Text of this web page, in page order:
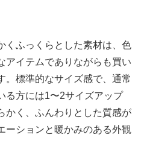
くふっくらとした素材は、色
アイテムでありながらも買い
。標準的なサイズ感で、通常
る方には1〜2サイズアップ
かく、ふんわりとした質感が
ーションと暖かみのある外観